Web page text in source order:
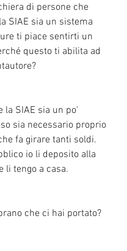
di persone che
SIAE sia un sistema
ti piace sentirti un
questo ti abilita ad
la SIAE sia un po'
sia necessario proprio
fa girare tanti soldi.
io li deposito alla
li tengo a casa.
che ci hai portato?